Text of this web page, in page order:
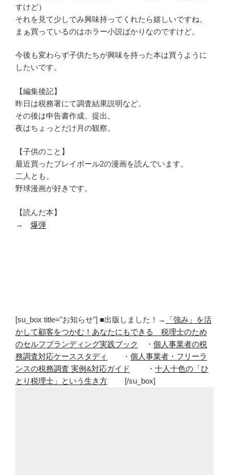
すけど）
それを見て少しでみ興味持ってくれたら嬉しいですね。
まぁ買っているのはホラー小説ばかりなのですけど。
今後も変わらず子供たちが興味を持った本は買うように
したいです。
【編集後記】
昨日は税務署にて調査結果説明など。
その後は申告書作成、提出。
夜はちょっとだけ月の観察。
【子供のこと】
最近買ったプレイボール2の漫画を読んでいます。
二人とも。
野球漫画が好きです。
【読んだ本】
→ 爆弾
[su_box title="お知らせ"] ■出版しました！→
「強み」を活
かして顧客をつかむ！あなたにもできる 税理士のため
のセルフブランディング実践ブック
・ 個人事業者の税
務調査対応ケーススタディ
・ 個人事業者・フリーラ
ンスの税務調査 実例&対応ガイド
・ 十人十色の「ひ
とり税理士」という生き方 [/su_box]